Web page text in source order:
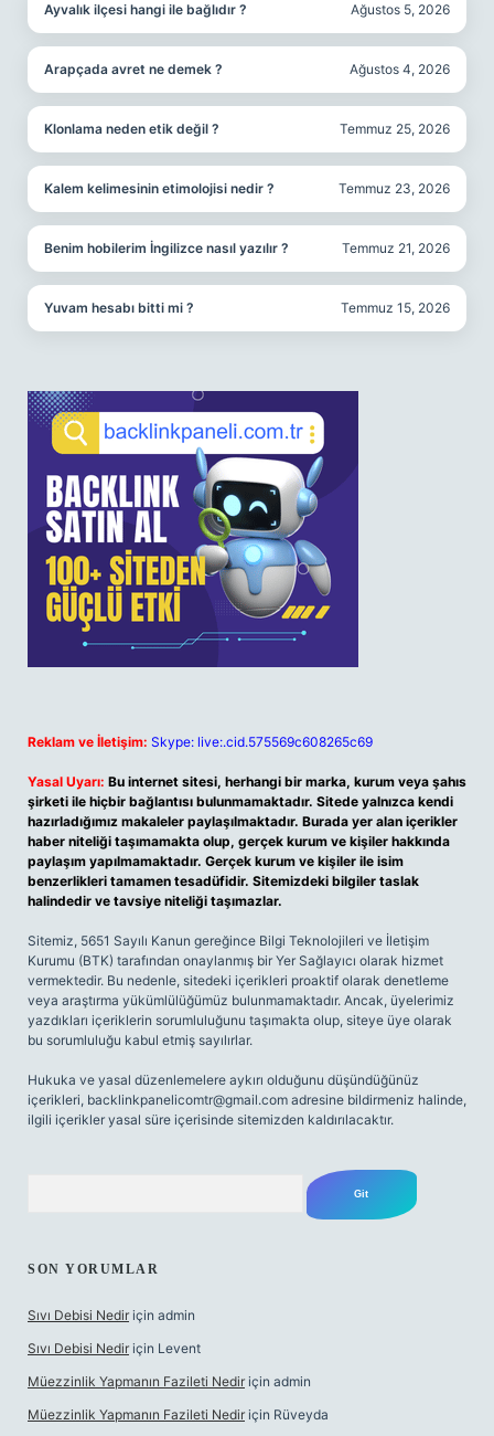
Ayvalık ilçesi hangi ile bağlıdır ? Ağustos 5, 2026
Arapçada avret ne demek ? Ağustos 4, 2026
Klonlama neden etik değil ? Temmuz 25, 2026
Kalem kelimesinin etimolojisi nedir ? Temmuz 23, 2026
Benim hobilerim İngilizce nasıl yazılır ? Temmuz 21, 2026
Yuvam hesabı bitti mi ? Temmuz 15, 2026
Reklam ve İletişim: Skype: live:.cid.575569c608265c69
Yasal Uyarı: Bu internet sitesi, herhangi bir marka, kurum veya şahıs
şirketi ile hiçbir bağlantısı bulunmamaktadır. Sitede yalnızca kendi
hazırladığımız makaleler paylaşılmaktadır. Burada yer alan içerikler
haber niteliği taşımamakta olup, gerçek kurum ve kişiler hakkında
paylaşım yapılmamaktadır. Gerçek kurum ve kişiler ile isim
benzerlikleri tamamen tesadüfidir. Sitemizdeki bilgiler taslak
halindedir ve tavsiye niteliği taşımazlar.
Sitemiz, 5651 Sayılı Kanun gereğince Bilgi Teknolojileri ve İletişim
Kurumu (BTK) tarafından onaylanmış bir Yer Sağlayıcı olarak hizmet
vermektedir. Bu nedenle, sitedeki içerikleri proaktif olarak denetleme
veya araştırma yükümlülüğümüz bulunmamaktadır. Ancak, üyelerimiz
yazdıkları içeriklerin sorumluluğunu taşımakta olup, siteye üye olarak
bu sorumluluğu kabul etmiş sayılırlar.
Hukuka ve yasal düzenlemelere aykırı olduğunu düşündüğünüz
içerikleri, backlinkpanelicomtr@gmail.com adresine bildirmeniz halinde,
ilgili içerikler yasal süre içerisinde sitemizden kaldırılacaktır.
SON YORUMLAR
Sıvı Debisi Nedir için admin
Sıvı Debisi Nedir için Levent
Müezzinlik Yapmanın Fazileti Nedir için admin
Müezzinlik Yapmanın Fazileti Nedir için Rüveyda